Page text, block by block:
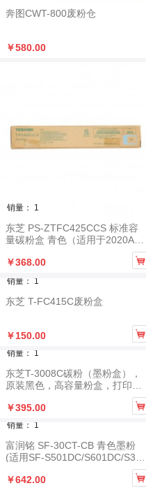
奔图CWT-800废粉仓
￥580.00
销量： 1
东芝 PS-ZTFC425CCS 标准容
量碳粉盒 青色（适用于2020AC/
￥368.00

销量： 1
东芝 T-FC415C废粉盒
￥150.00 
销量： 1
东芝T-3008C碳粉（墨粉盒），
原装黑色，高容量粉盒，打印量
40000页左右，A4纸，5%覆盖
率，粉净重700克，适用东芝E-S
TUIO2508A/3008A/3508A/4508
A/5008A
￥395.00 
销量： 1
富润铭 SF-30CT-CB 青色墨粉
(适用SF-S501DC/S601DC/S351
RC/S401RC/S262RC/S312RC
机型) 约12000页
￥642.00 